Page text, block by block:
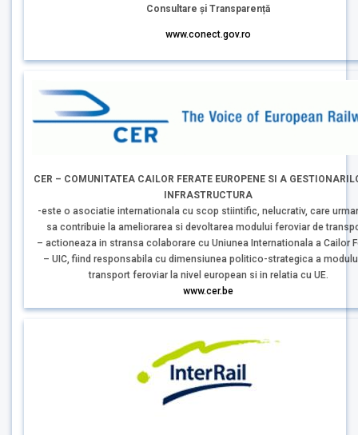
Consultare și Transparență
www.conect.gov.ro
CER – COMUNITATEA CAILOR FERATE EUROPENE SI A
INFRASTRUCTURA
-este o asociatie internationala cu scop stiintific, nelucrativ, care
sa contribuie la ameliorarea si devoltarea modului feroviar de
– actioneaza in stransa colaborare cu Uniunea Internationala a Cailor
– UIC, fiind responsabila cu dimensiunea politico-strategica a
transport feroviar la nivel european si in relatia cu UE.
www.cer.be